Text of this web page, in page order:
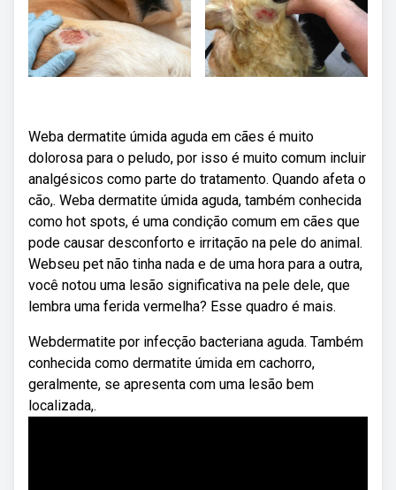
Weba dermatite úmida aguda em cães é muito
dolorosa para o peludo, por isso é muito comum incluir
analgésicos como parte do tratamento. Quando afeta o
cão,. Weba dermatite úmida aguda, também conhecida
como hot spots, é uma condição comum em cães que
pode causar desconforto e irritação na pele do animal.
Webseu pet não tinha nada e de uma hora para a outra,
você notou uma lesão significativa na pele dele, que
lembra uma ferida vermelha? Esse quadro é mais.
Webdermatite por infecção bacteriana aguda. Também
conhecida como dermatite úmida em cachorro,
geralmente, se apresenta com uma lesão bem
localizada,.